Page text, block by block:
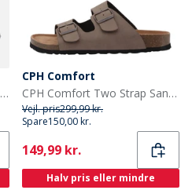
Marina Ven Chunky Sandaler Sort
CPH Comfort
CPH Comfort Two Strap Sandaler Mellembrun
Vejl. pris299,99 kr.
Spare150,00 kr.
Current
149,99 kr.
Halv pris eller mindre